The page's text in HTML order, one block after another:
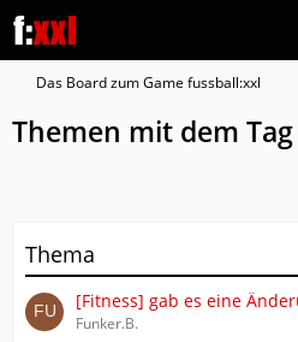
Das Board zum Game fussball:xxl
Themen mit dem Tag
Thema
[Fitness] gab es eine
Funker.B.